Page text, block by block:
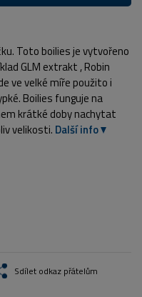
Toto boilies je vytvořeno
GLM extrakt , Robin
ve velké míře použito i
Boilies funguje na
krátké doby nachytat
velikosti. Další info
Sdílet odkaz přátelům